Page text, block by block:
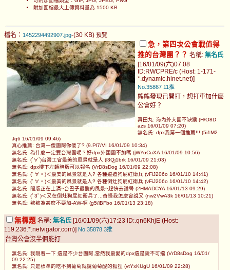
附加圖檔最大上傳資料量為 1500 KB
檔名： 1452294492907.jpg-(30 KB) 預覽
急，第四次公會戰值得
推的台灣團？？ 名稱: 無名氏
[16/01/09(六)07:08
ID:RWCPRE/c (Host: 1-171-
*.dynamic.hinet.net)]
No.35867 11推
熊熊發現已開打，想打車加什麼
公會好？
真田丸: 海內外大團不缺猴 (H/O8D
azs 16/01/09 07:20)
無名氏: dpx我第一個推薦!!! (5i1M2
Jq6 16/01/09 09:46)
真心推薦: 台灣一傻團阿你傻了? (9.Pl7/VI 16/01/09 10:34)
無名氏: 為什麼一定要台灣團呢？好dpx外國團不加嗎 (jWYoCuXA 16/01/09 10:56)
無名氏: (´∀`)台灣工會最美的風景就是人 (l3Qj1brk 16/01/09 21:03)
無名氏: dpx樓下左轉暗版可以報名 (VrD8sDog 16/01/09 22:08)
無名氏: (ﾟ∀。)＜最美的風景就是人? 各種道造狗屁紅衛兵 (vFiJ206o 16/01/10 14:41)
無名氏: (ﾟ∀。)＜最美的風景就是人? 各種倒灶狗屁紅衛兵 (vFiJ206o 16/01/10 14:42)
無名氏: 闇版正在上演~台巴子最醜的風景~趕快去讚聲 (2HMADCYA 16/01/13 09:29)
無名氏: (ﾟ3ﾟ)＜又在倒灶狗屁紅衛兵了...奇怪我怎麼會說又 (nw2VwA3k 16/01/13 10:21)
無名氏: 欸欸為甚麼不要加-AW-啊 (g5/iBFbo 16/01/13 23:18)
無標題 名稱: 無名氏 [16/01/09(六)17:23 ID:.qn6KhjE (Host:
119.236.*.netvigator.com)] No.35878 3推
台灣公會沒半個能打
無名氏: 我剛看一下 還是不少台團阿,當然我最愛的dpx還是銳不可擋 (VrD8sDog 16/01/
09 22:25)
無名氏: 只是標準的吃不到葡萄就說葡萄酸的狐狸 (vtYxKUgU 16/01/09 22:28)